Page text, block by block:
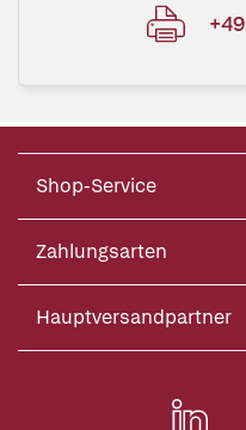
Shop-Service
Zahlungsarten
Hauptversandpartner